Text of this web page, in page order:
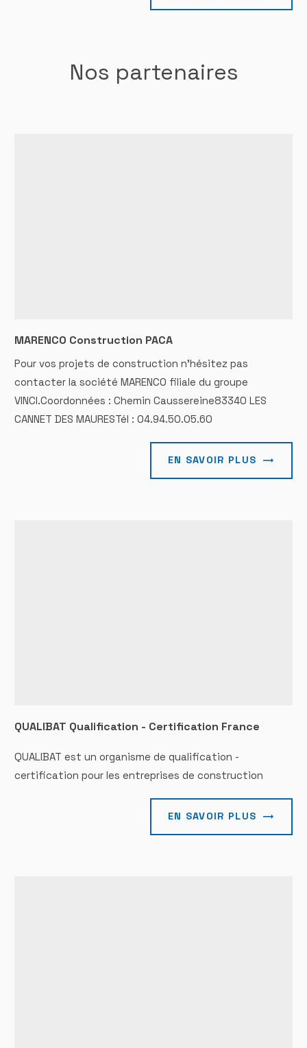
Nos partenaires
MARENCO Construction PACA
Pour vos projets de construction n'hésitez pas
contacter la société MARENCO filiale du groupe
VINCI.Coordonnées : Chemin Caussereine83340 LES
CANNET DES MAURESTél : 04.94.50.05.60
EN SAVOIR PLUS
QUALIBAT Qualification - Certification France
QUALIBAT est un organisme de qualification -
certification pour les entreprises de construction
EN SAVOIR PLUS